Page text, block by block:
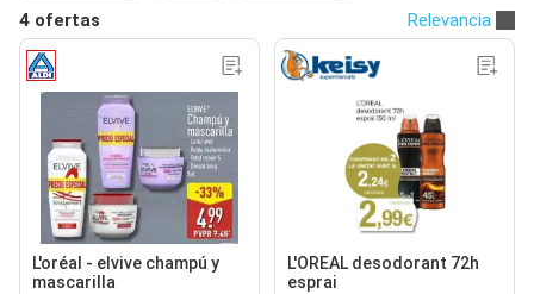
4 ofertas
Relevancia
L'oréal - elvive champú y
mascarilla
L'OREAL desodorant 72h
esprai